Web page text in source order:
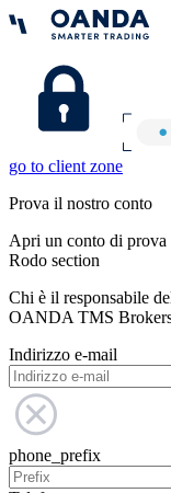
go to client zone
Prova il nostro conto
Apri un conto di prova
Rodo section
Chi è il responsabile
OANDA TMS Brokers
Indirizzo e-mail
phone_prefix